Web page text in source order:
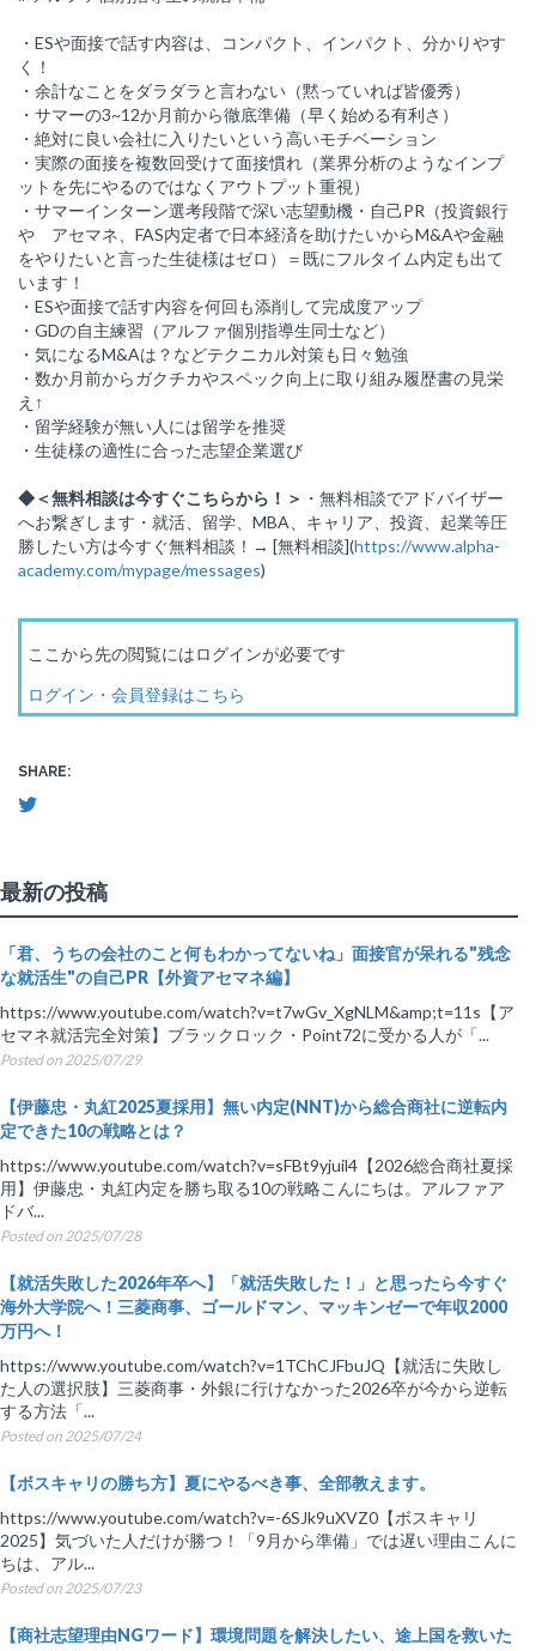
・ESや面接で話す内容は、コンパクト、インパクト、分かりやす
く！
・余計なことをダラダラと言わない（黙っていれば皆優秀）
・サマーの3~12か月前から徹底準備（早く始める有利さ）
・絶対に良い会社に入りたいという高いモチベーション
・実際の面接を複数回受けて面接慣れ（業界分析のようなインプ
ットを先にやるのではなくアウトプット重視）
・サマーインターン選考段階で深い志望動機・自己PR（投資銀行
や アセマネ、FAS内定者で日本経済を助けたいからM&Aや金融
をやりたいと言った生徒様はゼロ）＝既にフルタイム内定も出て
います！
・ESや面接で話す内容を何回も添削して完成度アップ
・GDの自主練習（アルファ個別指導生同士など）
・気になるM&Aは？などテクニカル対策も日々勉強
・数か月前からガクチカやスペック向上に取り組み履歴書の見栄
え↑
・留学経験が無い人には留学を推奨
・生徒様の適性に合った志望企業選び
◆＜無料相談は今すぐこちらから！＞ ・無料相談でアドバイザー
へお繋ぎします・就活、留学、MBA、キャリア、投資、起業等圧
勝したい方は今すぐ無料相談！→ [無料相談](https://www.alpha-
academy.com/mypage/messages)
ここから先の閲覧にはログインが必要です
ログイン・会員登録はこちら
SHARE:
最新の投稿
「君、うちの会社のこと何もわかってないね」面接官が呆れる"残念
な就活生"の自己PR【外資アセマネ編】
https://www.youtube.com/watch?v=t7wGv_XgNLM&amp;t=11s【ア
セマネ就活完全対策】ブラックロック・Point72に受かる人が「...
Posted on 2025/07/29
【伊藤忠・丸紅2025夏採用】無い内定(NNT)から総合商社に逆転内
定できた10の戦略とは？
https://www.youtube.com/watch?v=sFBt9yjuil4【2026総合商社夏採
用】伊藤忠・丸紅内定を勝ち取る10の戦略こんにちは。アルファア
ドバ...
Posted on 2025/07/28
【就活失敗した2026年卒へ】「就活失敗した！」と思ったら今すぐ
海外大学院へ！三菱商事、ゴールドマン、マッキンゼーで年収2000
万円へ！
https://www.youtube.com/watch?v=1TChCJFbuJQ【就活に失敗し
た人の選択肢】三菱商事・外銀に行けなかった2026卒が今から逆転
する方法「...
Posted on 2025/07/24
【ボスキャリの勝ち方】夏にやるべき事、全部教えます。
https://www.youtube.com/watch?v=-6SJk9uXVZ0【ボスキャリ
2025】気づいた人だけが勝つ！「9月から準備」では遅い理由こんに
ちは、アル...
Posted on 2025/07/23
【商社志望理由NGワード】環境問題を解決したい、途上国を救いた